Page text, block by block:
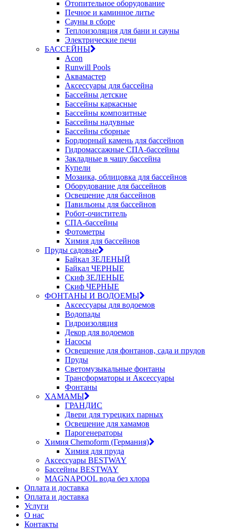
Отопительное оборудование
Печное и каминное литье
Сауны в сборе
Теплоизоляция для бани и сауны
Электрические печи
БАССЕЙНЫ
Acon
Runwill Pools
Аквамастер
Аксессуары для бассейна
Бассейны детские
Бассейны каркасные
Бассейны композитные
Бассейны надувные
Бассейны сборные
Бордюрный камень для бассейнов
Гидромассажные СПА-бассейны
Закладные в чашу бассейна
Купели
Мозаика, облицовка для бассейнов
Оборудование для бассейнов
Освещение для бассейнов
Павильоны для бассейнов
Робот-очиститель
СПА-бассейны
Фотометры
Химия для бассейнов
Пруды садовые
Байкал ЗЕЛЕНЫЙ
Байкал ЧЕРНЫЕ
Скиф ЗЕЛЕНЫЕ
Скиф ЧЕРНЫЕ
ФОНТАНЫ И ВОДОЕМЫ
Аксессуары для водоемов
Водопады
Гидроизоляция
Декор для водоемов
Насосы
Освещение для фонтанов, сада и прудов
Пруды
Светомузыкальные фонтаны
Трансформаторы и Аксессуары
Фонтаны
ХАМАМЫ
ГРАНДИС
Двери для турецких парных
Освещение для хамамов
Парогенераторы
Химия Chemoform (Германия)
Химия для пруда
Аксессуары BESTWAY
Бассейны BESTWAY
MAGNAPOOL вода без хлора
Оплата и доставка
Оплата и доставка
Услуги
О нас
Контакты